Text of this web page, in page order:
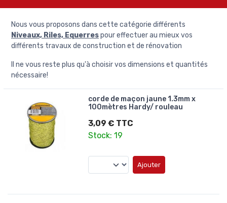
Nous vous proposons dans cette catégorie différents
Niveaux, Riles, Equerrespour effectuer au mieux vos
différents travaux de construction et de rénovation
Il ne vous reste plus qu'à choisir vos dimensions et quantités
nécessaire!
corde de maçon jaune 1.3mm x
100mètres Hardy/ rouleau
3,09 € TTC
Stock: 19
Ajouter